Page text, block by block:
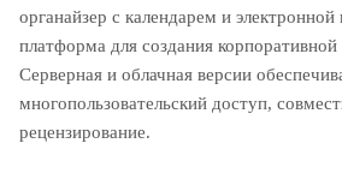
органайзер с календарем и
платформа для создания корпоративной
Серверная и облачная версии
многопользовательский доступ,
рецензирование.